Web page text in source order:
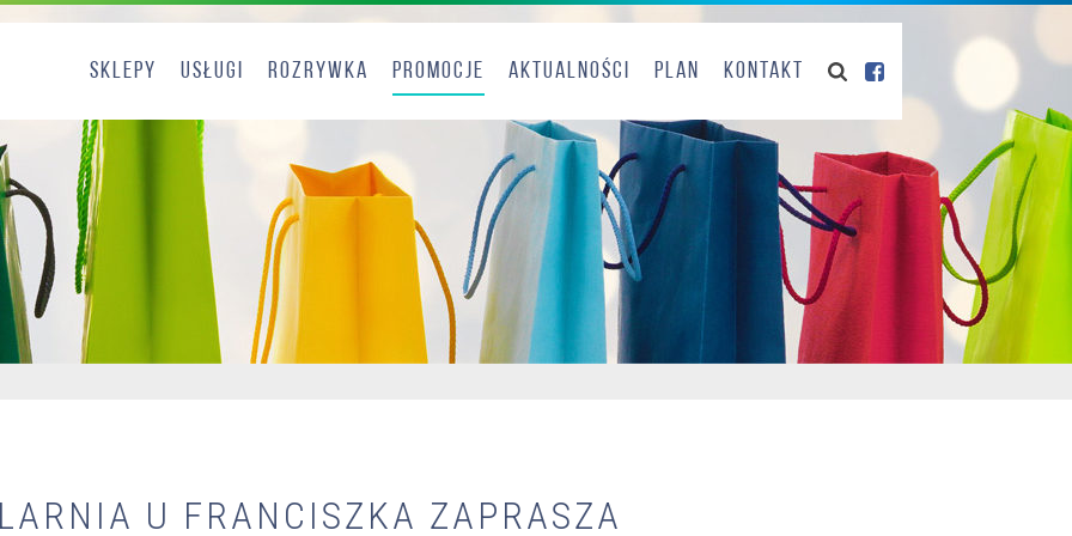
Sklepy Usługi Rozrywka Promocje Aktualności Plan Kontakt
U FRANCISZKA ZAPRASZA